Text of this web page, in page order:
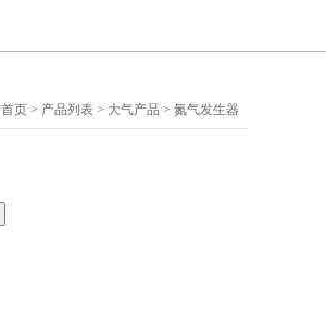
首页 > 产品列表 > 大气产品 > 氮气发生器